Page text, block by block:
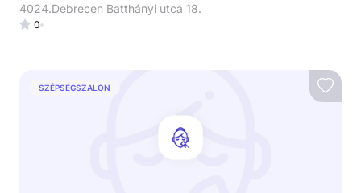
4024.Debrecen Batthányi utca 18.
0
SZÉPSÉGSZALON